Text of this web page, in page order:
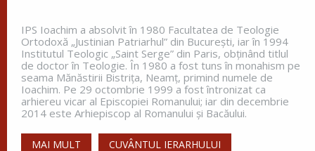
Sfântul Cuvios Nicanor s-a născut
în anul 1491, în Tesalonic. Părinții
săi, Ioan și Maria, doi credincioși
înstăriți, au întâmpinat mari
greutăți în a dobândi prunci....
IPS Ioachim a absolvit în 1980 Facultatea de Teologie
Ortodoxă „Justinian Patriarhul” din Bucureşti, iar în 1994
Institutul Teologic „Saint Serge” din Paris, obţinând titlul
de doctor în Teologie. În 1980 a fost tuns în monahism pe
seama Mănăstirii Bistriţa, Neamţ, primind numele de
Ioachim. Pe 29 octombrie 1999 a fost întronizat ca
arhiereu vicar al Episcopiei Romanului; iar din decembrie
2014 este Arhiepiscop al Romanului și Bacăului.
MAI MULT CUVÂNTUL IERARHULUI